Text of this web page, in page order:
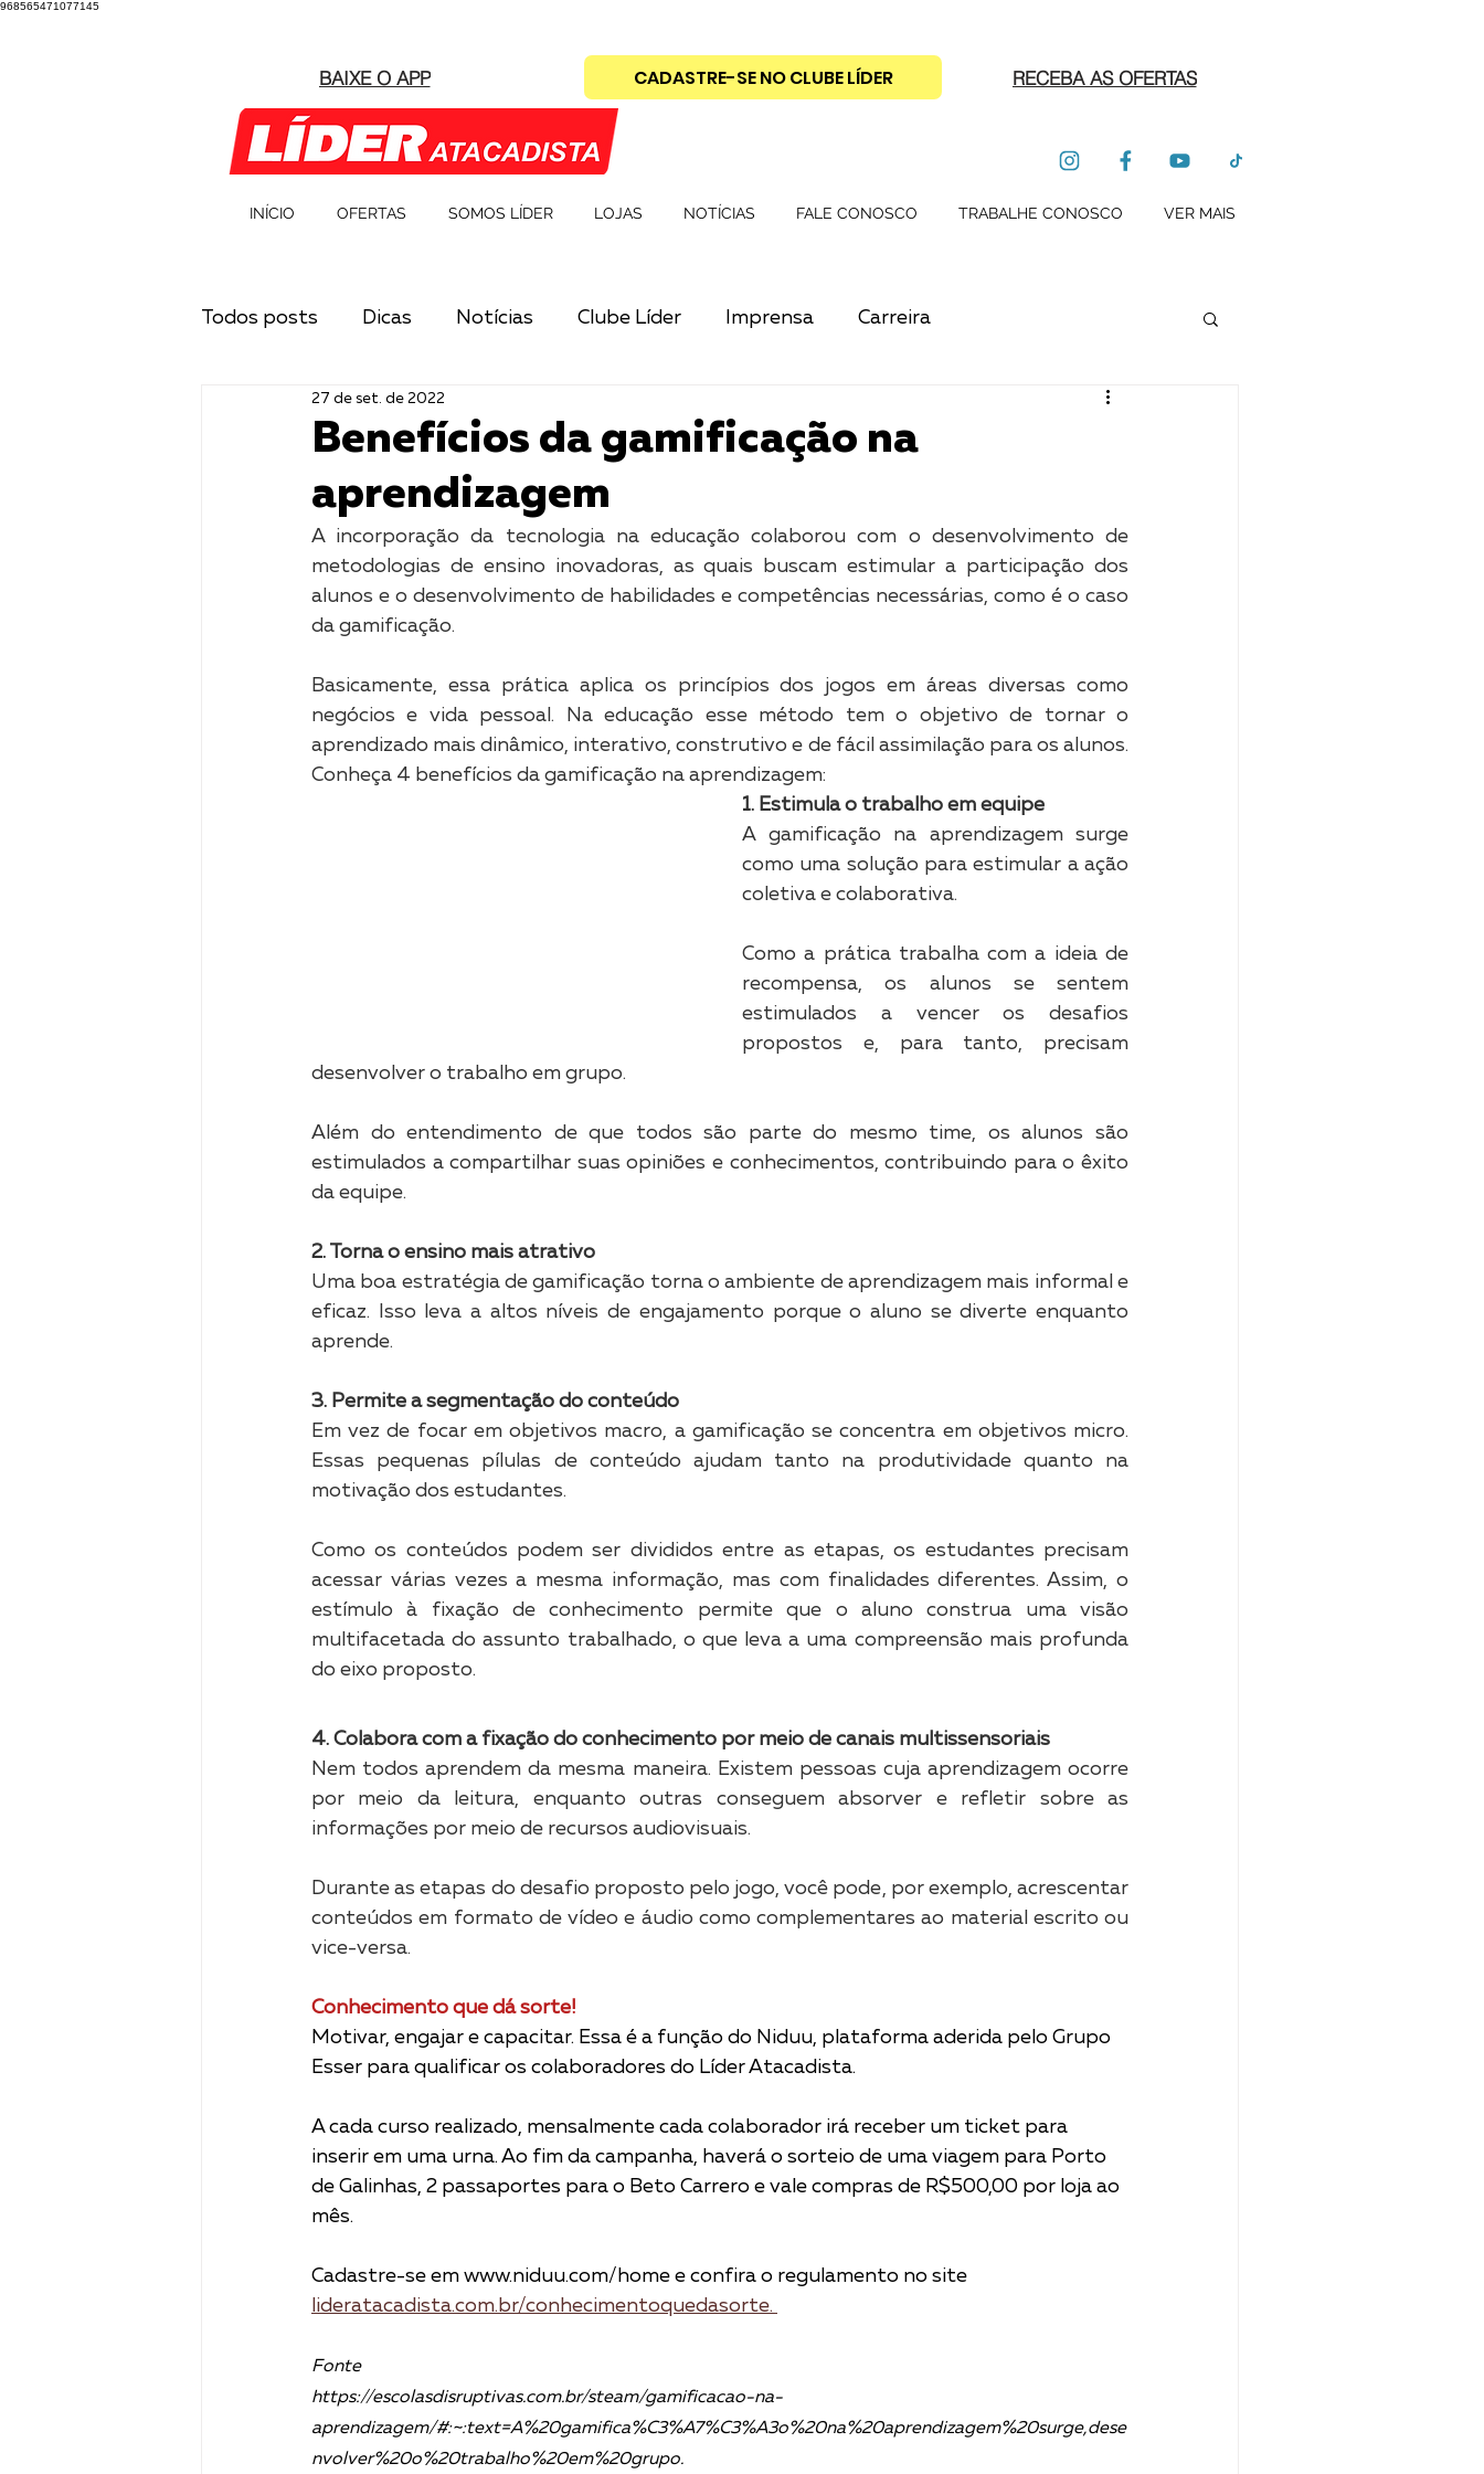
968565471077145
BAIXE O APP CADASTRE-SE NO CLUBE LÍDER RECEBA AS OFERTAS
INÍCIO OFERTAS SOMOS LÍDER LOJAS NOTÍCIAS FALE CONOSCO TRABALHE CONOSCO VER MAIS
Todos posts Dicas Notícias Clube Líder Imprensa Carreira
Benefícios da gamificação na
aprendizagem
27 de set. de 2022
A incorporação da tecnologia na educação colaborou com o desenvolvimento de
metodologias de ensino inovadoras, as quais buscam estimular a participação dos
alunos e o desenvolvimento de habilidades e competências necessárias, como é o caso
da gamificação.
Basicamente, essa prática aplica os princípios dos jogos em áreas diversas como
negócios e vida pessoal. Na educação esse método tem o objetivo de tornar o
aprendizado mais dinâmico, interativo, construtivo e de fácil assimilação para os alunos.
Conheça 4 benefícios da gamificação na aprendizagem:
1. Estimula o trabalho em equipe
A gamificação na aprendizagem surge
como uma solução para estimular a ação
coletiva e colaborativa.
Como a prática trabalha com a ideia de
recompensa, os alunos se sentem
estimulados a vencer os desafios
propostos e, para tanto, precisam
desenvolver o trabalho em grupo.
Além do entendimento de que todos são parte do mesmo time, os alunos são
estimulados a compartilhar suas opiniões e conhecimentos, contribuindo para o êxito
da equipe.
2. Torna o ensino mais atrativo
Uma boa estratégia de gamificação torna o ambiente de aprendizagem mais informal e
eficaz. Isso leva a altos níveis de engajamento porque o aluno se diverte enquanto
aprende.
3. Permite a segmentação do conteúdo
Em vez de focar em objetivos macro, a gamificação se concentra em objetivos micro.
Essas pequenas pílulas de conteúdo ajudam tanto na produtividade quanto na
motivação dos estudantes.
Como os conteúdos podem ser divididos entre as etapas, os estudantes precisam
acessar várias vezes a mesma informação, mas com finalidades diferentes. Assim, o
estímulo à fixação de conhecimento permite que o aluno construa uma visão
multifacetada do assunto trabalhado, o que leva a uma compreensão mais profunda
do eixo proposto.
4. Colabora com a fixação do conhecimento por meio de canais multissensoriais
Nem todos aprendem da mesma maneira. Existem pessoas cuja aprendizagem ocorre
por meio da leitura, enquanto outras conseguem absorver e refletir sobre as
informações por meio de recursos audiovisuais.
Durante as etapas do desafio proposto pelo jogo, você pode, por exemplo, acrescentar
conteúdos em formato de vídeo e áudio como complementares ao material escrito ou
vice-versa.
Conhecimento que dá sorte!
Motivar, engajar e capacitar. Essa é a função do Niduu, plataforma aderida pelo Grupo
Esser para qualificar os colaboradores do Líder Atacadista.
A cada curso realizado, mensalmente cada colaborador irá receber um ticket para
inserir em uma urna. Ao fim da campanha, haverá o sorteio de uma viagem para Porto
de Galinhas, 2 passaportes para o Beto Carrero e vale compras de R$500,00 por loja ao
mês.
Cadastre-se em www.niduu.com/home e confira o regulamento no site
lideratacadista.com.br/conhecimentoquedasorte.
Fonte
https://escolasdisruptivas.com.br/steam/gamificacao-na-
aprendizagem/#:~:text=A%20gamifica%C3%A7%C3%A3o%20na%20aprendizagem%20surge,dese
nvolver%20o%20trabalho%20em%20grupo.